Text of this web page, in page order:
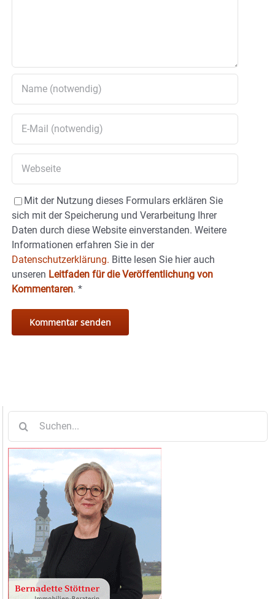
Mit der Nutzung dieses Formulars erklären Sie
sich mit der Speicherung und Verarbeitung Ihrer
Daten durch diese Website einverstanden. Weitere
Informationen erfahren Sie in der
Datenschutzerklärung. Bitte lesen Sie hier auch
unseren Leitfaden für die Veröffentlichung von
Kommentaren. *
nach: